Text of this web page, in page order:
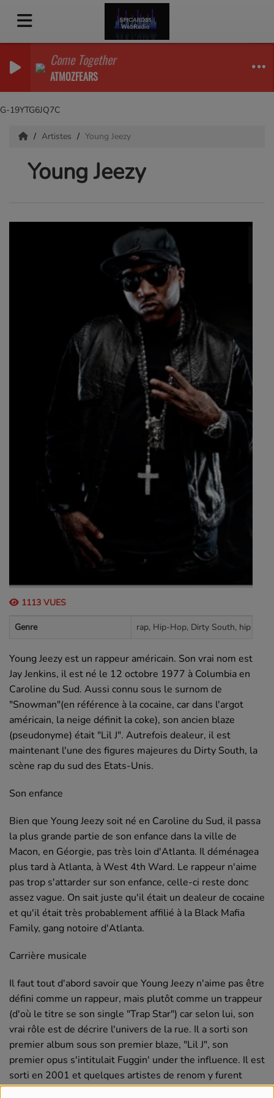
G-19YTG6JQ7C
Come Together
ATMOZFEARS
Artistes Young Jeezy
Young Jeezy
1113 VUES
Genre rap, Hip-Hop, Dirty South, hip hop,
Young Jeezy est un rappeur américain. Son vrai nom est
Jay Jenkins, il est né le 12 octobre 1977 à Columbia en
Caroline du Sud. Aussi connu sous le surnom de
"Snowman"(en référence à la cocaine, car dans l'argot
américain, la neige définit la coke), son ancien blaze
(pseudonyme) était "Lil J". Autrefois dealeur, il est
maintenant l'une des figures majeures du Dirty South, la
scène rap du sud des Etats-Unis.
Son enfance
Bien que Young Jeezy soit né en Caroline du Sud, il passa
la plus grande partie de son enfance dans la ville de
Macon, en Géorgie, pas très loin d'Atlanta. Il déménagea
plus tard à Atlanta, à West 4th Ward. Le rappeur n'aime
pas trop s'attarder sur son enfance, celle-ci reste donc
assez vague. On sait juste qu'il était un dealeur de cocaine
et qu'il était très probablement affilié à la Black Mafia
Family, gang notoire d'Atlanta.
Carrière musicale
Il faut tout d'abord savoir que Young Jeezy n'aime pas être
défini comme un rappeur, mais plutôt comme un trappeur
(d'où le titre se son single "Trap Star") car selon lui, son
vrai rôle est de décrire l'univers de la rue. Il a sorti son
premier album sous son premier blaze, "Lil J", son
premier opus s'intitulait Fuggin' under the influence. Il est
sorti en 2001 et quelques artistes de renom y furent
invités, tel Lil Jon. Deux ans après, il sort -toujours en